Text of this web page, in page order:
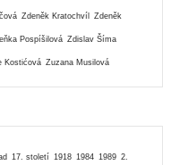
Zdeněk Kratochvíl Zdeněk
Pospíšilová Zdislav Šíma
Kostićová Zuzana Musilová
17. století 1918 1984 1989 2.